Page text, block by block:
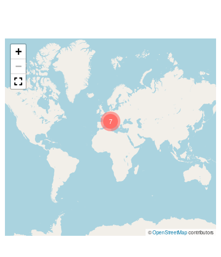
7
+
−
©OpenStreetMapcontributors